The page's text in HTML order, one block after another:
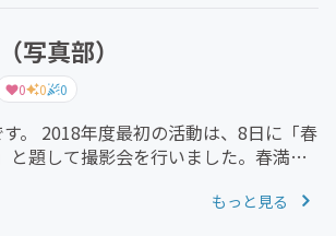
写真部）
0 0 0
。 2018年度最初の活動は、8日に「春
と題して撮影会を行いました。春満開
。北大総合博物館にも立ち寄り、写真
もっと見る